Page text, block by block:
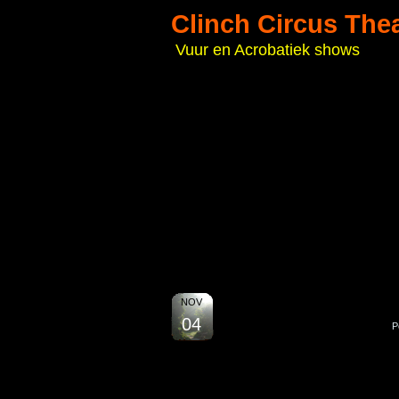
Clinch Circus
Vuur en Acrobatiek shows
NOV
04